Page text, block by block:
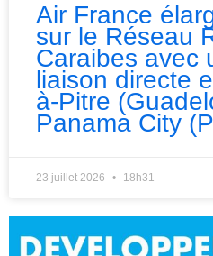
Air France
sur le Réseau
Caraibes avec
liaison directe
à-Pitre
Panama City
23 juillet 2026 18h31